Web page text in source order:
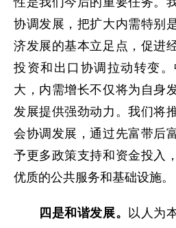
协调发展，把扩大内需特别
济发展的基本立足点，促进
投资和出口协调拉动转变
大，内需增长不仅将为自身
发展提供强劲动力。我们将
会协调发展，通过先富带后
予更多政策支持和资金投入
优质的公共服务和基础设施。
四是和谐发展。 以人为